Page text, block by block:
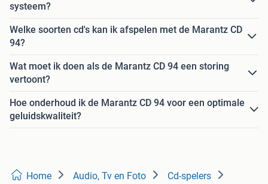
systeem?
Welke soorten cd's kan ik afspelen met de Marantz CD
94?
Wat moet ik doen als de Marantz CD 94 een storing
vertoont?
Hoe onderhoud ik de Marantz CD 94 voor een optimale
geluidskwaliteit?
Home Audio, Tv en Foto Cd-spelers